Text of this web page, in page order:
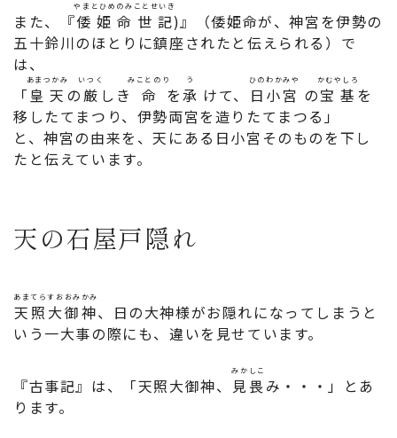
また、『倭姫命世記
やまとひめのみことせいき
)』（倭姫命が、神宮を伊勢の
五十鈴川のほとりに鎮座されたと伝えられる）で
は、
「 皇天
あまつかみ
の厳
いつく
しき 命
みことのり
を承
う
けて、 日小宮
ひのわかみや
の宝基
かむやしろ
を
移したてまつり、伊勢両宮を造りたてまつる」
と、神宮の由来を、天にある日小宮そのものを下し
たと伝えています。
天の石屋戸隠れ
天照大御神
あまてらすおおみかみ
、日の大神様がお隠れになってしまうと
いう一大事の際にも、違いを見せています。
『古事記』は、「天照大御神、 見畏
みかしこ
み・・・」とあ
ります。